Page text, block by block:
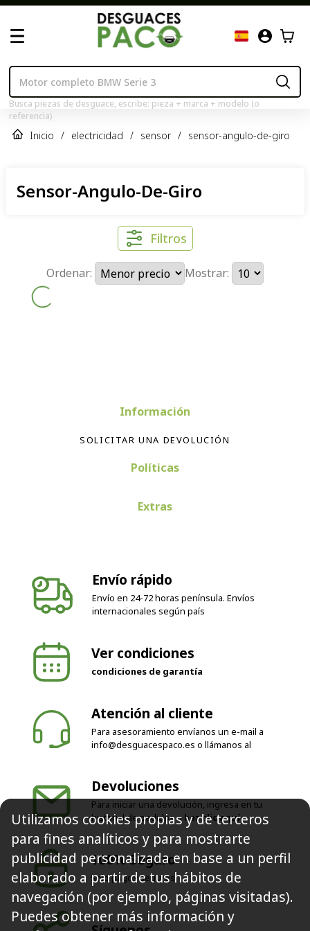
Busca piezas de desguace, escribe: pieza + marca + modelo (o
referencia)
Inicio / electricidad / sensor / sensor-angulo-de-giro
Sensor-Angulo-De-Giro
Filtros
Ordenar: Mostrar:
Información
SOLICITAR UNA DEVOLUCIÓN
Políticas
Extras
Envío rápido
Envío en 24-72 horas península. Envíos
internacionales según país
Ver condiciones
condiciones de garantía
Atención al cliente
Para asesoramiento envíanos un e-mail a
info@desguacespaco.es o llámanos al
Devoluciones
Para iniciar una devolución, ingresa en tu
historial de pedidos o haz clic aquí
100% Seguro
Solo pagos seguros
Utilizamos cookies propias y de terceros
para fines analíticos y para mostrarte
publicidad personalizada en base a un perfil
elaborado a partir de tus hábitos de
navegación (por ejemplo, páginas visitadas).
Puedes obtener más información y